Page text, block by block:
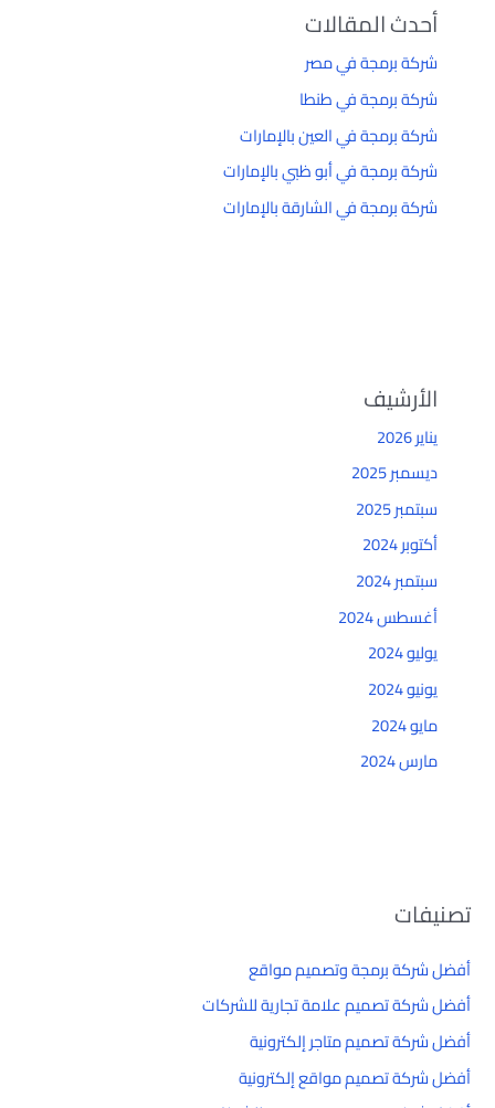
أحدث المقالات
شركة برمجة في مصر
شركة برمجة في طنطا
شركة برمجة في العين بالإمارات
شركة برمجة في أبو ظبي بالإمارات
شركة برمجة في الشارقة بالإمارات
الأرشيف
يناير 2026
ديسمبر 2025
سبتمبر 2025
أكتوبر 2024
سبتمبر 2024
أغسطس 2024
يوليو 2024
يونيو 2024
مايو 2024
مارس 2024
تصنيفات
أفضل شركة برمجة وتصميم مواقع
أفضل شركة تصميم علامة تجارية للشركات
أفضل شركة تصميم متاجر إلكترونية
أفضل شركة تصميم مواقع إلكترونية